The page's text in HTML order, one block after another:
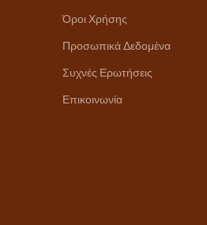
Όροι Χρήσης
Προσωπικά Δεδομένα
Συχνές Ερωτήσεις
Επικοινωνία